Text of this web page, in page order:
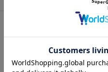
B5サイズもしっかり収納可能。
はショルダーバッグ、通勤はハ
原産国／ 本体：中国 プレート：韓国
素材／ 本体：合成皮革 裏地：ポリ
Shopping Guide
お買い物で困った時はこちらをチ